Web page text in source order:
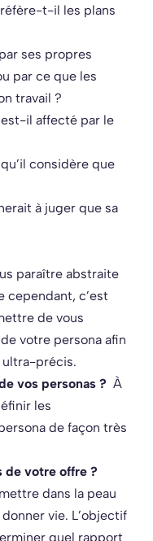
t-il les plans
ses propres
par ce que les
travail ?
il affecté par le
considère que
à juger que sa
paraître abstraite
cependant, c’est
de vous
votre persona afin
ultra-précis.
vos personas ? À
les
de façon très
de votre offre ?
dans la peau
vie. L’objectif
quel rapport